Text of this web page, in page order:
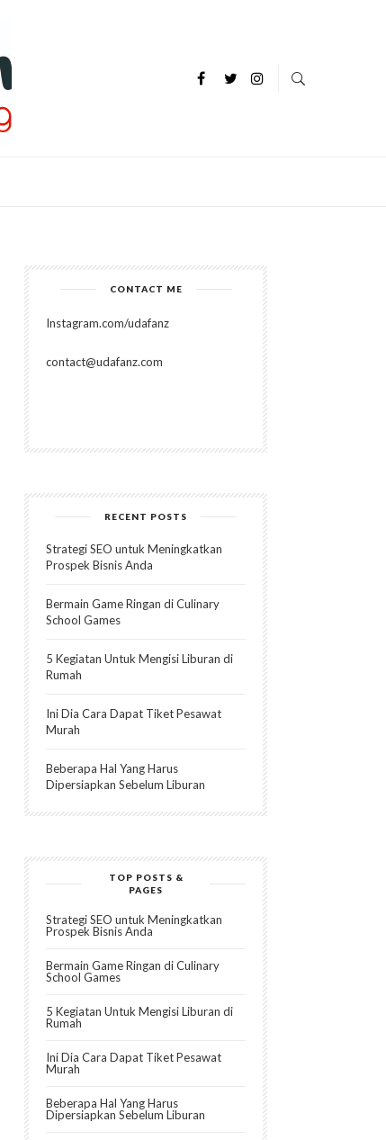
CONTACT ME
Instagram.com/udafanz
contact@udafanz.com
RECENT POSTS
Strategi SEO untuk Meningkatkan
Prospek Bisnis Anda
Bermain Game Ringan di Culinary
School Games
5 Kegiatan Untuk Mengisi Liburan di
Rumah
Ini Dia Cara Dapat Tiket Pesawat
Murah
Beberapa Hal Yang Harus
Dipersiapkan Sebelum Liburan
TOP POSTS &
PAGES
Strategi SEO untuk Meningkatkan
Prospek Bisnis Anda
Bermain Game Ringan di Culinary
School Games
5 Kegiatan Untuk Mengisi Liburan di
Rumah
Ini Dia Cara Dapat Tiket Pesawat
Murah
Beberapa Hal Yang Harus
Dipersiapkan Sebelum Liburan